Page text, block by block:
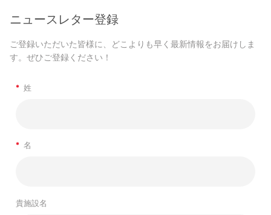
ニュースレター登録
ご登録いただいた皆様に、どこよりも早く最新情報をお届けしま
す。ぜひご登録ください！
* 姓
* 名
貴施設名